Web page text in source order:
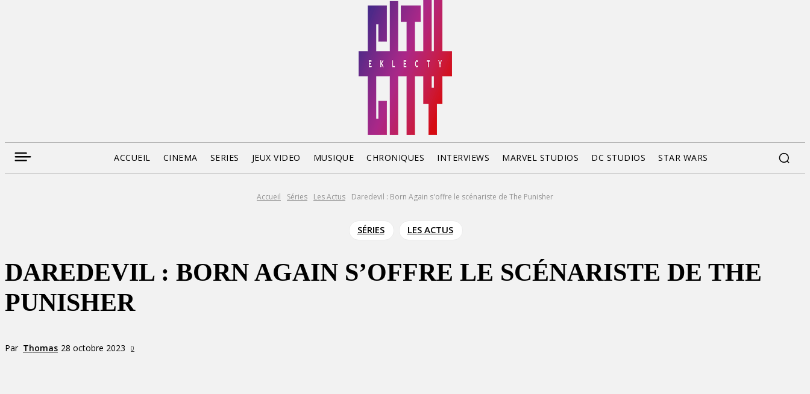
ACCUEIL CINEMA SERIES JEUX VIDEO MUSIQUE CHRONIQUES INTERVIEWS MARVEL STUDIOS DC STUDIOS STAR WARS
Accueil Séries Les Actus Daredevil : Born Again s'offre le scénariste de The Punisher
SÉRIES LES ACTUS
DAREDEVIL : BORN AGAIN S’OFFRE LE SCÉNARISTE DE THE
PUNISHER
Par Thomas 28 octobre 2023 0